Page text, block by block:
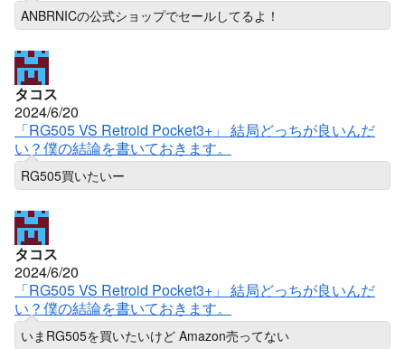
ANBRNICの公式ショップでセールしてるよ！
タコス
2024/6/20
「RG505 VS Retroid Pocket3+」 結局どっちが良いんだ
い？僕の結論を書いておきます。
RG505買いたいー
タコス
2024/6/20
「RG505 VS Retroid Pocket3+」 結局どっちが良いんだ
い？僕の結論を書いておきます。
いまRG505を買いたいけど Amazon売ってない